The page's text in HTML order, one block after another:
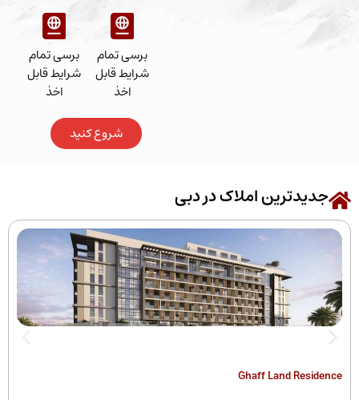
برسی تمام
شرایط قابل
اخذ
شروع کنید
املاک در دبی
Ghaff